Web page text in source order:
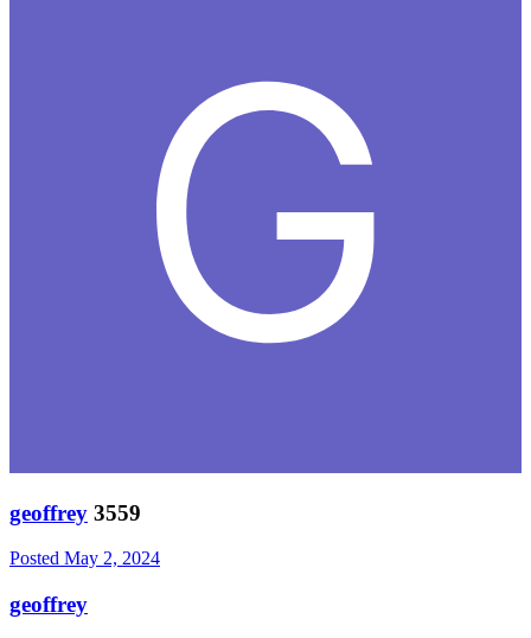
geoffrey 3559
Posted May 2, 2024
geoffrey